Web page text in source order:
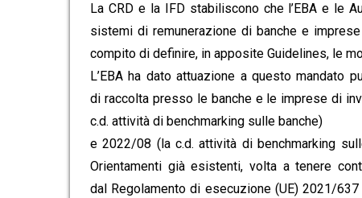
La CRD e la IFD stabiliscono che l’EBA e le
sistemi di remunerazione di banche e
compito di definire, in apposite Guidelines, le
L’EBA ha dato attuazione a questo mandato
di raccolta presso le banche e le imprese di
c.d. attività di benchmarking sulle banche)
e 2022/08 (la c.d. attività di benchmarking
Orientamenti già esistenti, volta a tenere
dal Regolamento di esecuzione (UE) 2021/